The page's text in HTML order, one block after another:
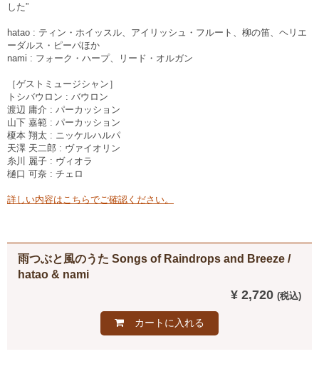
した”
hatao : ティン・ホイッスル、アイリッシュ・フルート、柳の笛、ヘリエ
ーダルス・ピーパほか
nami : フォーク・ハープ、リード・オルガン
［ゲストミュージシャン］
トシバウロン : バウロン
渡辺 庸介 : パーカッション
山下 嘉範 : パーカッション
榎本 翔太 : ニッケルハルパ
天澤 天二郎 : ヴァイオリン
糸川 麗子 : ヴィオラ
樋口 可奈 : チェロ
詳しい内容はこちらでご確認ください。
雨つぶと風のうた Songs of Raindrops and Breeze /
hatao & nami
¥ 2,720
カートに入れる